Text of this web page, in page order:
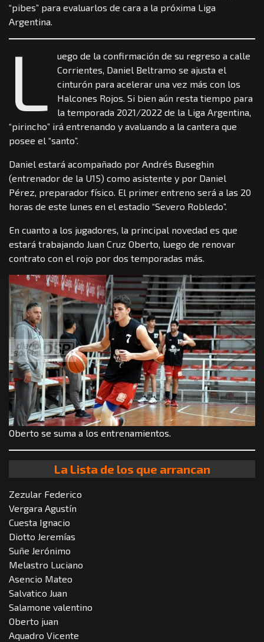
“pibes” para evaluarlos de cara a la próxima Liga
Argentina.
L
uego de la confirmación de su regreso a calle
Corrientes, Daniel Beltramo se ajusta el
cinturón para acelerar una vez más con los
Halcones Rojos. Si bien aún resta tiempo para
la temporada 2021/2022 de la Liga Argentina,
“pirincho” irá entrenando y avaluando a la cantera que
posee el “santo”.
Daniel estará acompañado por Andrés Buseghin
(entrenador de la U15) como asistente y por Daniel
Pérez, preparador físico. El primer entreno será a las 20
horas de este lunes en el estadio “Severo Robledo”.
En cuanto a los jugadores, la principal novedad es que
estará trabajando Juan Cruz Oberto, luego de renovar
contrato con el rojo por dos temporadas más.
Oberto se suma a los entrenamientos.
La Lista de los que arrancan
Zezular Federico
Vergara Agustín
Cuesta Ignacio
Diotto Jeremías
Suñe Jerónimo
Melastro Luciano
Asencio Mateo
Salvatico Juan
Salamone valentino
Oberto juan
Aquadro Vicente